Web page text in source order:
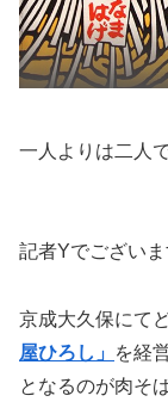
一人よりは二人
記者Yでございま
京成大久保にて
屋ひろし」 を経
となるのが肉そ